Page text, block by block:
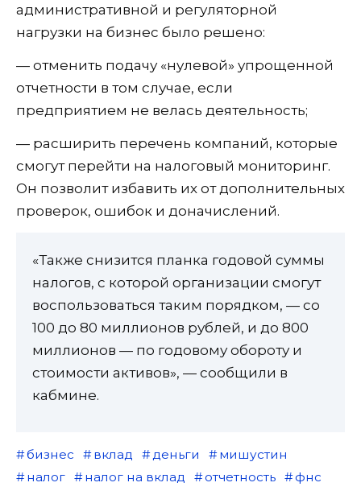
административной и регуляторной
нагрузки на бизнес было решено:
— отменить подачу «нулевой» упрощенной
отчетности в том случае, если
предприятием не велась деятельность;
— расширить перечень компаний, которые
смогут перейти на налоговый мониторинг.
Он позволит избавить их от дополнительных
проверок, ошибок и доначислений.
«Также снизится планка годовой суммы
налогов, с которой организации смогут
воспользоваться таким порядком, — со
100 до 80 миллионов рублей, и до 800
миллионов — по годовому обороту и
стоимости активов», — сообщили в
кабмине.
бизнес вклад деньги
мишустин
налог
налог на вклад отчетность фнс